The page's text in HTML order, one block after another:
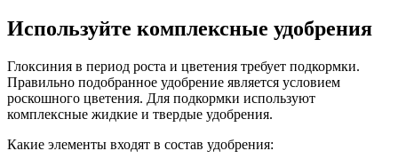
Используйте комплексные удобрения
Глоксиния в период роста и цветения требует подкормки.
Правильно подобранное удобрение является условием
роскошного цветения. Для подкормки используют
комплексные жидкие и твердые удобрения.
Какие элементы входят в состав удобрения: